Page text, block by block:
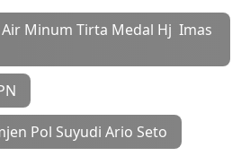
Minum Tirta Medal Hj Imas
Pol Suyudi Ario Seto